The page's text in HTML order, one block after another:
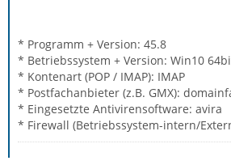
* Programm + Version: 45.8
* Betriebssystem + Version: Win10
* Kontenart (POP / IMAP): IMAP
* Postfachanbieter (z.B. GMX):
* Eingesetzte Antivirensoftware: avira
* Firewall (Betriebssystem-intern/